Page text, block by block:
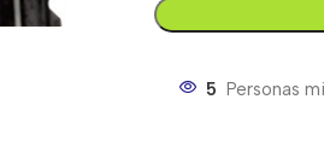
5 Personas